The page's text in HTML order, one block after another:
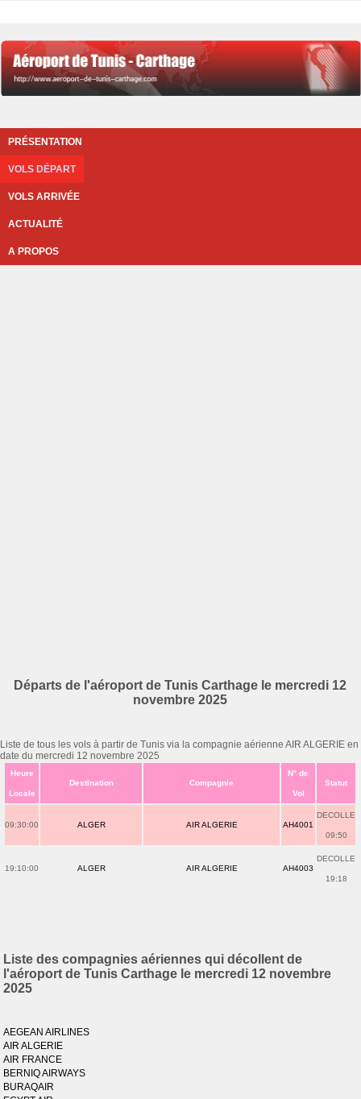
PRÉSENTATION
VOLS DÉPART
VOLS ARRIVÉE
ACTUALITÉ
A PROPOS
Départs de l'aéroport de Tunis Carthage le mercredi 12
novembre 2025
Liste de tous les vols à partir de Tunis via la compagnie aérienne AIR ALGERIE en
date du mercredi 12 novembre 2025
Heure
Locale
Destination Compagnie
N° de
Vol
Statut
09:30:00 ALGER AIR ALGERIE AH4001
DECOLLE
09:50
19:10:00 ALGER AIR ALGERIE AH4003
DECOLLE
19:18
Liste des compagnies aériennes qui décollent de
l'aéroport de Tunis Carthage le mercredi 12 novembre
2025
AEGEAN AIRLINES
AIR ALGERIE
AIR FRANCE
BERNIQ AIRWAYS
BURAQAIR